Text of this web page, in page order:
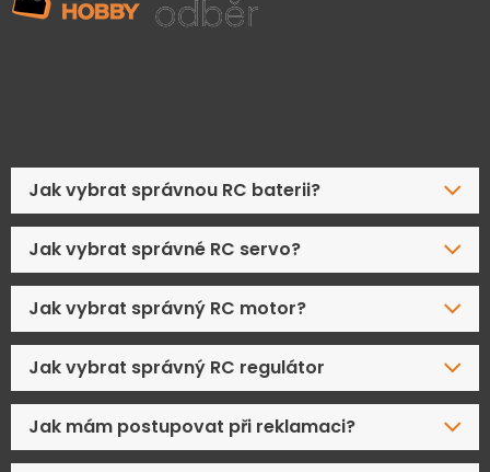
Jak vybrat správnou RC baterii?
Jak vybrat správné RC servo?
Jak vybrat správný RC motor?
Jak vybrat správný RC regulátor
Jak mám postupovat při reklamaci?